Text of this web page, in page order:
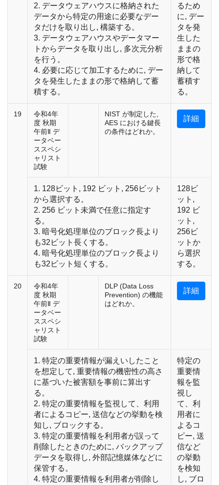
2. データウェアハウスに格納された
データから特定の用途に必要なデー
タだけを取り出し, 構築する。
3. データウェアハウスやデータマー
トからデータを取り出し, 多次元分析
を行う。
4. 必要に応じて加工するために, デー
タを発生したままの形で格納して蓄
積する。
るため
に, デー
タを発
生した
ままの
形で格
納して
蓄積す
る。
19
令和4年
度 秋期
午前Ⅱ デ
ータベー
ススペシ
ャリスト
試験
NIST が制定した,
AES における鍵長
の条件はどれか。
詳細
1. 128ビット, 192 ビット, 256ビット
から選択する。
2. 256 ビット未満で任意に指定す
る。
3. 暗号化処理単位のブロック長より
も32ビット長くする。
4. 暗号化処理単位のブロック長より
も32ビット短くする。
128ビ
ット,
192 ビ
ット,
256ビ
ットか
ら選択
する。
20
令和4年
度 秋期
午前Ⅱ デ
ータベー
ススペシ
ャリスト
試験
DLP (Data Loss
Prevention) の機能
はどれか。
詳細
1. 特定の重要情報が漏えいしたこと
を想定して, 重要情報の機密性の高さ
に基づいた被害額を事前に算出す
る。
2. 特定の重要情報を監視して、利用
者によるコピー, 送信などの挙動を検
知し, ブロックする。
3. 特定の重要情報を利用者が誤って
削除したときのために, バックアップ
データを取得し, 外部記憶媒体などに
保管する。
4. 特定の重要情報を利用者が削除し
特定の
重要情
報を監
視し
て、利
用者に
よるコ
ピー, 送
信など
の挙動
を検知
し, ブロ